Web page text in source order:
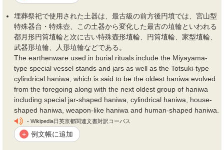
埋葬祭祀で使用された土器は、最古級の前方後円墳では、宮山型
特殊器台・特殊壺、この土器から変化した最古の埴輪といわれる
都月形円筒埴輪と次に古い特殊壺形埴輪、円筒埴輪、家型埴輪、
武器形埴輪、人形埴輪などである。
The earthenware used in burial rituals include the Miyayama-
type special vessel stands and jars as well as the Totsuki-type
cylindrical haniwa, which is said to be the oldest haniwa evolved
from the foregoing along with the next oldest group of haniwa
including special jar-shaped haniwa, cylindrical haniwa, house-
shaped haniwa, weapon-like haniwa and human-shaped haniwa.
- Wikipedia日英京都関連文書対訳コーパス
+ 例文帳に追加